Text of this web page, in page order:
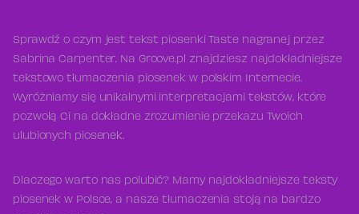
Sprawdź o czym jest tekst piosenki Taste nagranej przez
Sabrina Carpenter. Na Groove.pl znajdziesz najdokładniejsze
tekstowo tłumaczenia piosenek w polskim Internecie.
Wyróżniamy się unikalnymi interpretacjami tekstów, które
pozwolą Ci na dokładne zrozumienie przekazu Twoich
ulubionych piosenek.
Dlaczego warto nas polubić? Mamy najdokładniejsze teksty
piosenek w Polsce, a nasze tłumaczenia stoją na bardzo